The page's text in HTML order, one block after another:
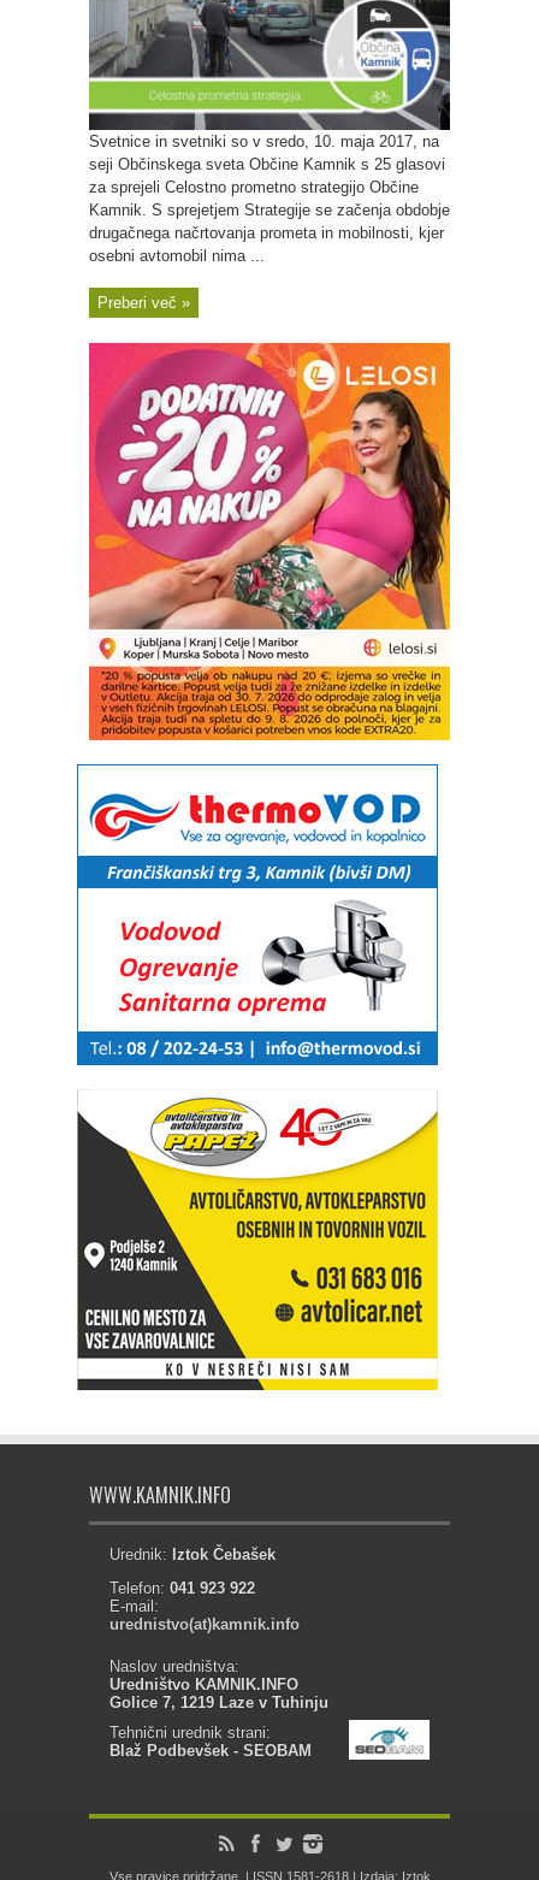
Svetnice in svetniki so v sredo, 10. maja 2017, na
seji Občinskega sveta Občine Kamnik s 25 glasovi
za sprejeli Celostno prometno strategijo Občine
Kamnik. S sprejetjem Strategije se začenja obdobje
drugačnega načrtovanja prometa in mobilnosti, kjer
osebni avtomobil nima ...
Preberi več »
WWW.KAMNIK.INFO
Urednik: Iztok Čebašek
Telefon: 041 923 922
E-mail:
urednistvo(at)kamnik.info
Naslov uredništva:
Uredništvo KAMNIK.INFO
Golice 7, 1219 Laze v Tuhinju
Tehnični urednik strani:
Blaž Podbevšek - SEOBAM
Vse pravice pridržane. | ISSN 1581-2618 | Izdaja: Iztok